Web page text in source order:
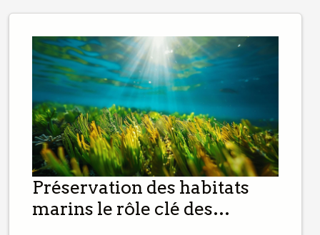
Préservation des habitats
marins le rôle clé des